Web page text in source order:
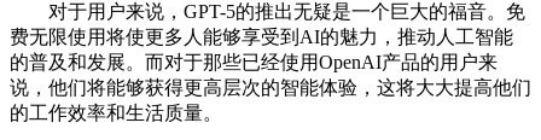
对于用户来说，GPT-5的推出无疑是一个巨大的福音。免
费无限使用将使更多人能够享受到AI的魅力，推动人工智能
的普及和发展。而对于那些已经使用OpenAI产品的用户来
说，他们将能够获得更高层次的智能体验，这将大大提高他们
的工作效率和生活质量。